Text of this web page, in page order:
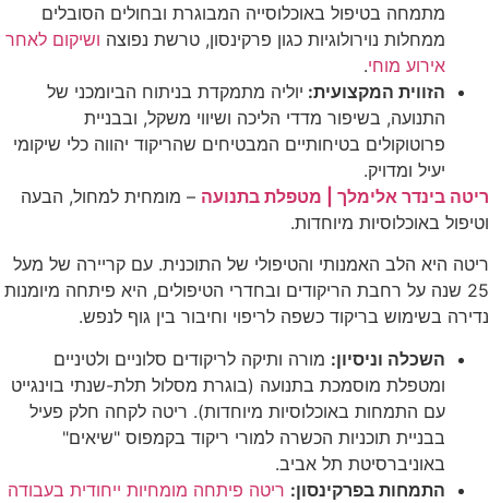
מתמחה בטיפול באוכלוסייה המבוגרת ובחולים הסובלים
ממחלות נוירולוגיות כגון פרקינסון, טרשת נפוצה ושיקום לאחר
אירוע מוחי.
הזווית המקצועית: יוליה מתמקדת בניתוח הביומכני של
התנועה, בשיפור מדדי הליכה ושיווי משקל, ובבניית
פרוטוקולים בטיחותיים המבטיחים שהריקוד יהווה כלי שיקומי
יעיל ומדויק.
ריטה בינדר אלימלך | מטפלת בתנועה – מומחית למחול, הבעה
וטיפול באוכלוסיות מיוחדות.
ריטה היא הלב האמנותי והטיפולי של התוכנית. עם קריירה של מעל
25 שנה על רחבת הריקודים ובחדרי הטיפולים, היא פיתחה מיומנות
נדירה בשימוש בריקוד כשפה לריפוי וחיבור בין גוף לנפש.
השכלה וניסיון: מורה ותיקה לריקודים סלוניים ולטיניים
ומטפלת מוסמכת בתנועה (בוגרת מסלול תלת-שנתי בוינגייט
עם התמחות באוכלוסיות מיוחדות). ריטה לקחה חלק פעיל
בבניית תוכניות הכשרה למורי ריקוד בקמפוס "שיאים"
באוניברסיטת תל אביב.
התמחות בפרקינסון: ריטה פיתחה מומחיות ייחודית בעבודה